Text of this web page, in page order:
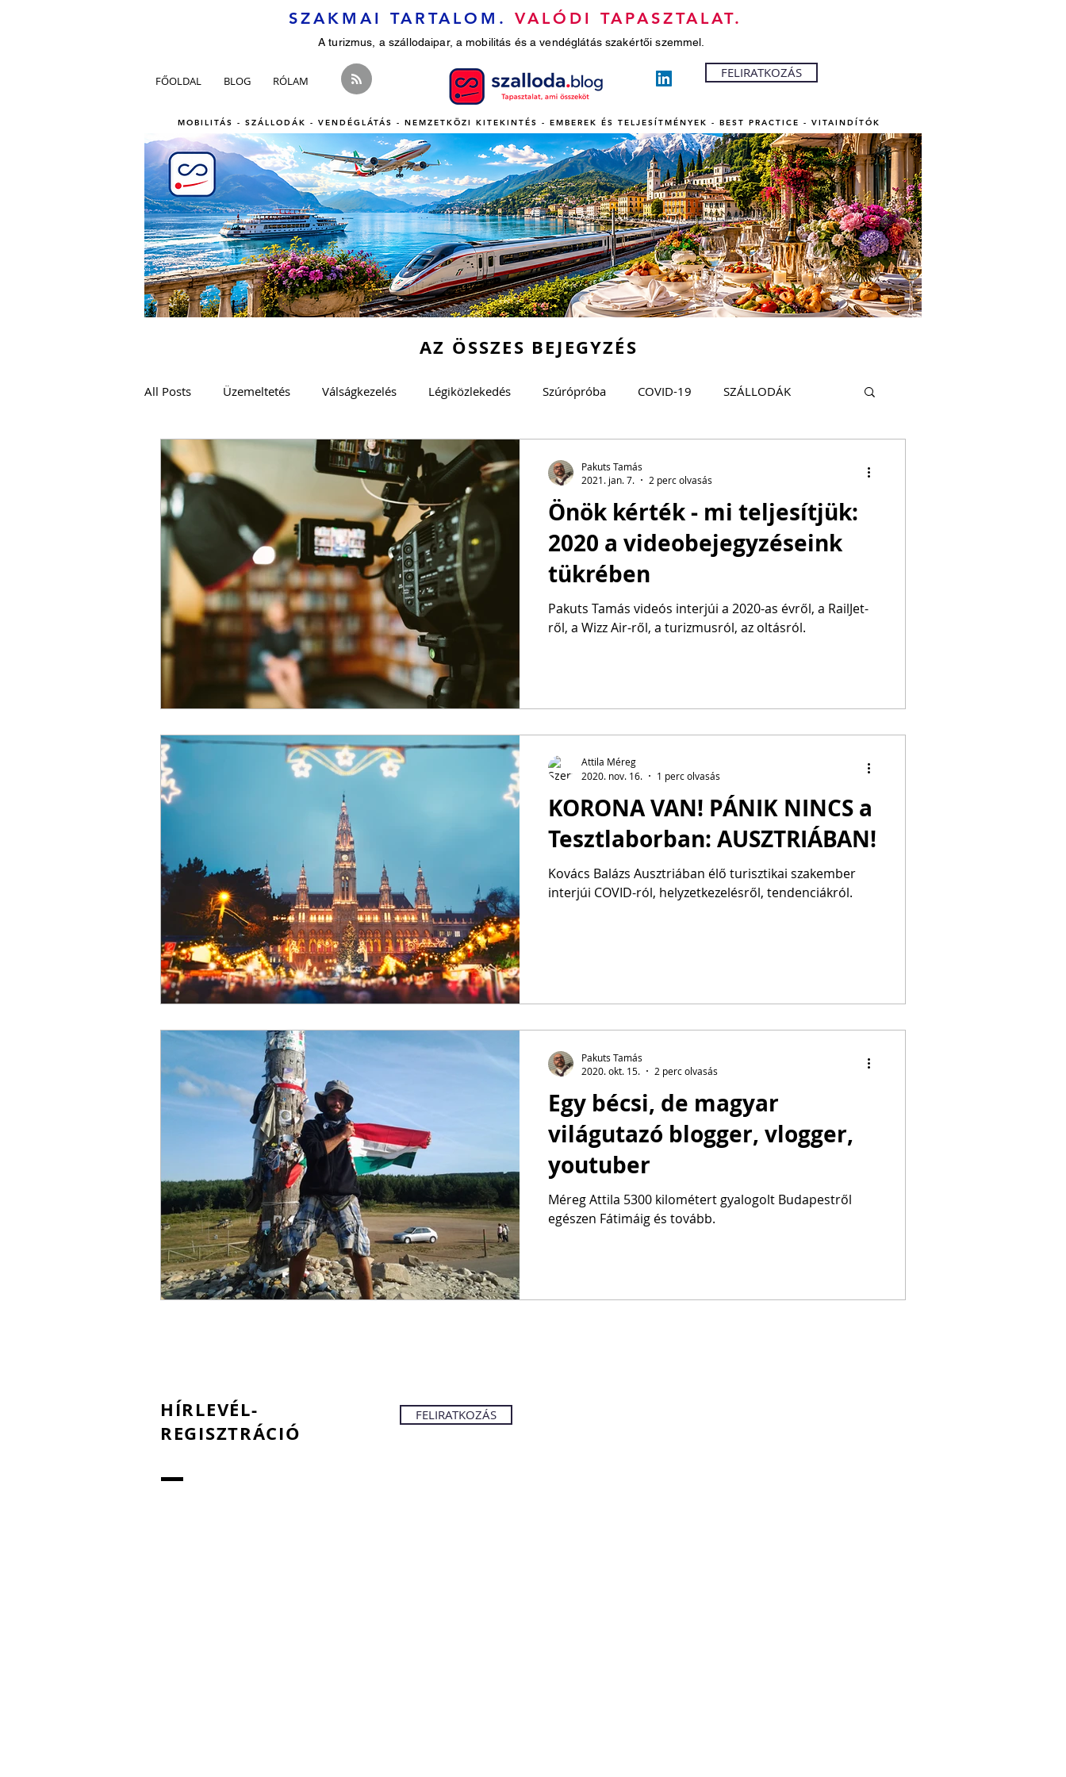
FŐOLDAL BLOG RÓLAM
FELIRATKOZÁS
SZAKMAI TARTALOM. VALÓDI TAPASZTALAT.
A turizmus, a szállodaipar, a mobilitás és a vendéglátás szakértői szemmel.
MOBILITÁS - SZÁLLODÁK - VENDÉGLÁTÁS - NEMZETKÖZI KITEKINTÉS - EMBEREK ÉS TELJESÍTMÉNYEK - BEST PRACTICE - VITAINDÍTÓK
AZ ÖSSZES BEJEGYZÉS
All Posts Üzemeltetés Válságkezelés Légiközlekedés Szúrópróba COVID-19 SZÁLLODÁK
VENDÉGLÁTÁS Podcast és Vlog TURIZMUS 360°
JÓ GYAKORLAT EMBEREK MYSTERY GUEST Közösségi közlekedés FENNTARTHATÓSÁG TRAVEL
CRISIS MANAGEMENT
Önök kérték - mi teljesítjük:
2020 a videobejegyzéseink
tükrében
Pakuts Tamás videós interjúi a 2020-as évről, a RailJet-
ről, a Wizz Air-ről, a turizmusról, az oltásról.
Pakuts Tamás
2021. jan. 7.
2 perc olvasás
KORONA VAN! PÁNIK NINCS a
Tesztlaborban: AUSZTRIÁBAN!
Kovács Balázs Ausztriában élő turisztikai szakember
interjúi COVID-ról, helyzetkezelésről, tendenciákról.
Attila Méreg
2020. nov. 16.
1 perc olvasás
Egy bécsi, de magyar
világutazó blogger, vlogger,
youtuber
Méreg Attila 5300 kilométert gyalogolt Budapestről
egészen Fátimáig és tovább.
Pakuts Tamás
2020. okt. 15.
2 perc olvasás
HÍRLEVÉL-
REGISZTRÁCIÓ
FELIRATKOZÁS